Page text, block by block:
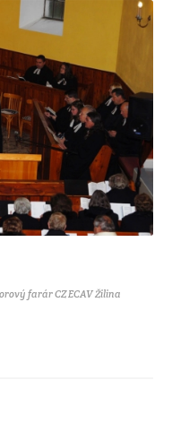
farár CZ ECAV Žilina